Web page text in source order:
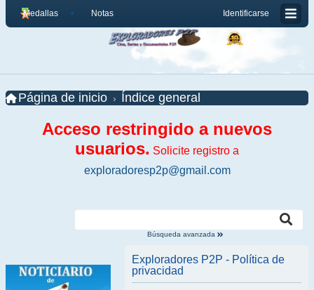
Identificarse
Medallas Notas
Página de inicio Índice general
Acceso restringido a nuevos
usuarios. Solicite registro a
exploradoresp2p@gmail.com
Búsqueda avanzada
Exploradores P2P - Política de
privacidad